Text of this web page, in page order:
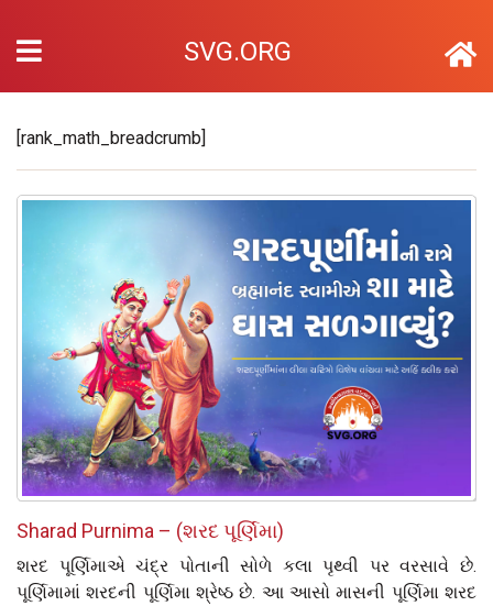
SVG.ORG
[rank_math_breadcrumb]
Sharad Purnima – (શરદ પૂર્ણિમા)
શરદ પૂર્ણિમાએ ચંદ્ર પોતાની સોળે કલા પૃથ્વી પર વરસાવે છે.
પૂર્ણિમામાં શરદની પૂર્ણિમા શ્રેષ્ઠ છે. આ આસો માસની પૂર્ણિમા શરદ